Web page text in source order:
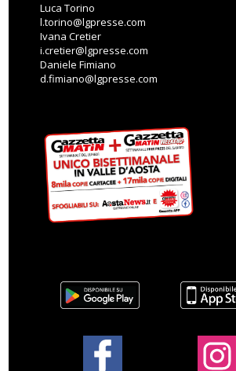
Luca Torino
l.torino@lgpresse.com
Ivana Cretier
i.cretier@lgpresse.com
Daniele Fimiano
d.fimiano@lgpresse.com